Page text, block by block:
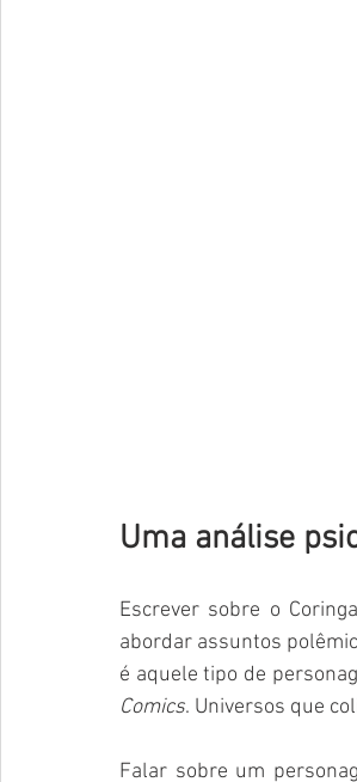
Uma análise
Escrever sobre o
abordar assuntos
é aquele tipo de
Comics. Universos que
Falar sobre um